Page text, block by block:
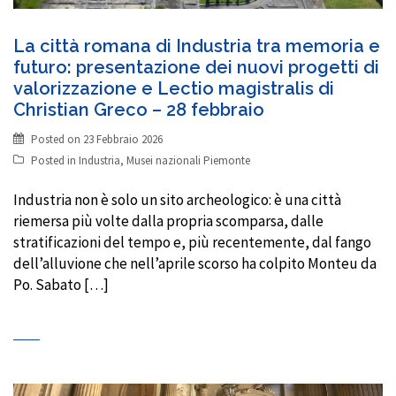
La città romana di Industria tra memoria e
futuro: presentazione dei nuovi progetti di
valorizzazione e Lectio magistralis di
Christian Greco – 28 febbraio
Posted on 23 Febbraio 2026
Posted in Industria, Musei nazionali Piemonte
Industria non è solo un sito archeologico: è una città
riemersa più volte dalla propria scomparsa, dalle
stratificazioni del tempo e, più recentemente, dal fango
dell’alluvione che nell’aprile scorso ha colpito Monteu da
Po. Sabato […]